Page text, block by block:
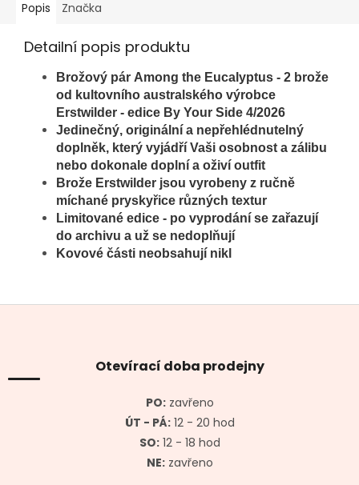
Popis Značka
Detailní popis produktu
Brožový pár Among the Eucalyptus - 2 brože
od kultovního australského výrobce
Erstwilder - edice By Your Side 4/2026
Jedinečný, originální a nepřehlédnutelný
doplněk, který vyjádří Vaši osobnost a zálibu
nebo dokonale doplní a oživí outfit
Brože Erstwilder jsou vyrobeny z ručně
míchané pryskyřice různých textur
Limitované edice - po vyprodání se zařazují
do archivu a už se nedoplňují
Kovové části neobsahují nikl
Z
Otevírací doba prodejny
PO:zavřeno
ÚT - PÁ:12 - 20 hod
SO:12 - 18 hod
NE:zavřeno